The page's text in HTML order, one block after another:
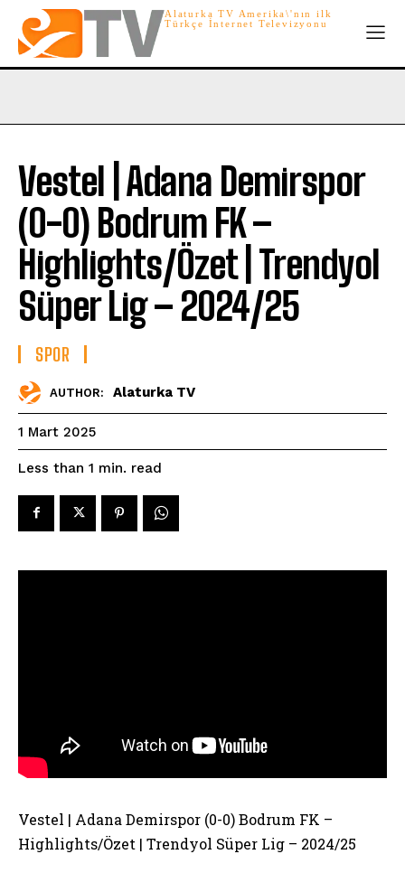
Alaturka TV Amerika\'nın ilk
Türkçe İnternet Televizyonu
Vestel | Adana Demirspor
(0-0) Bodrum FK –
Highlights/Özet | Trendyol
Süper Lig – 2024/25
SPOR
AUTHOR: Alaturka TV
1 Mart 2025
Less than 1 min. read
Vestel | Adana Demirspor (0-0) Bodrum FK –
Highlights/Özet | Trendyol Süper Lig – 2024/25